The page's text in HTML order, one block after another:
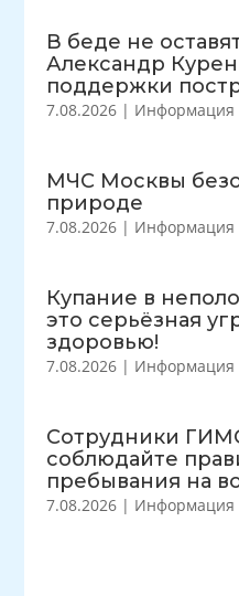
В беде не
Александр
поддержки
7.08.2026 |
МЧС Москвы
природе
7.08.2026 |
Купание в
это серьёзная
здоровью!
7.08.2026 |
Сотрудники
соблюдайте
пребывания на
7.08.2026 |